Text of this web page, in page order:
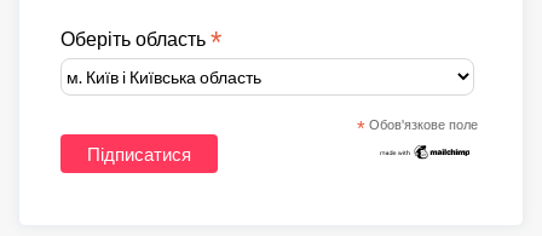
Оберіть область *
* Обов'язкове поле